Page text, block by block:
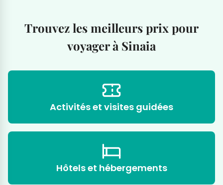
Trouvez les meilleurs prix pour
voyager à Sinaia
Activités et visites guidées
Hôtels et hébergements